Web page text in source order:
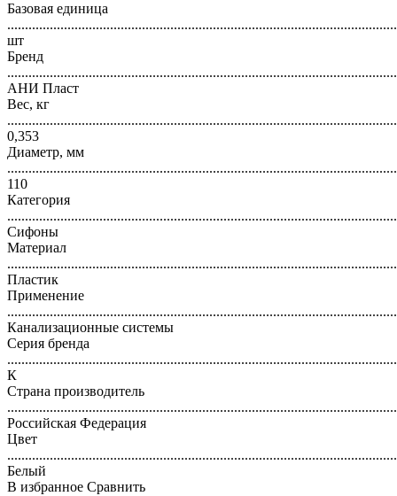
Базовая единица
шт
Бренд
АНИ Пласт
Вес, кг
0,353
Диаметр, мм
110
Категория
Сифоны
Материал
Пластик
Применение
Канализационные системы
Серия бренда
К
Страна производитель
Российская Федерация
Цвет
Белый
В избранное Сравнить